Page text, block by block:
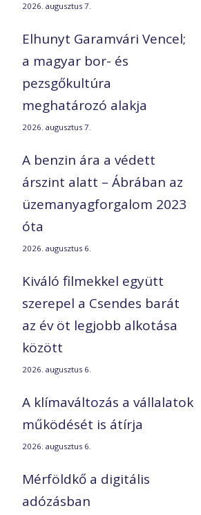
2026. augusztus 7.
Elhunyt Garamvári Vencel;
a magyar bor- és
pezsgőkultúra
meghatározó alakja
2026. augusztus 7.
A benzin ára a védett
árszint alatt – Ábrában az
üzemanyagforgalom 2023
óta
2026. augusztus 6.
Kiváló filmekkel együtt
szerepel a Csendes barát
az év öt legjobb alkotása
között
2026. augusztus 6.
A klímaváltozás a vállalatok
működését is átírja
2026. augusztus 6.
Mérföldkő a digitális
adózásban